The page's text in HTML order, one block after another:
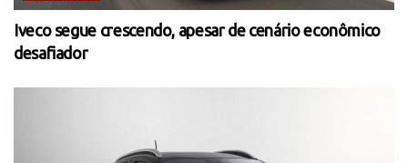
Iveco segue crescendo, apesar de cenário econômico
desafiador